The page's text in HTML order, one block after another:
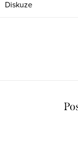
Diskuze